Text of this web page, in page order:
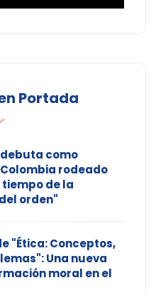
Portada
como
rodeado
tiempo de la
orden"
"Ética: Conceptos,
Una nueva
moral en el